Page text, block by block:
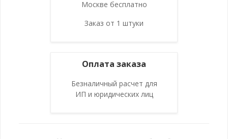
Москве бесплатно
Заказ от 1 штуки
Оплата заказа
Безналичный расчет для
ИП и юридических лиц